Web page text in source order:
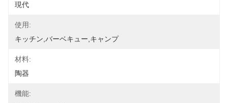
現代
使用:
キッチン,バーベキュー,キャンプ
材料:
陶器
機能: